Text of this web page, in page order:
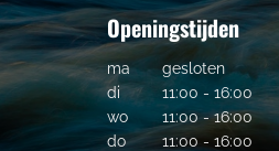
Openingstijden
ma
gesloten
di
11:00 - 16:00
wo
11:00 - 16:00
do
11:00 - 16:00